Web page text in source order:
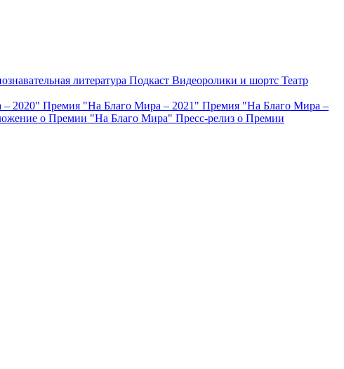
литература Подкаст Видеоролики и шортс Театр
2020" Премия "На Благо Мира – 2021" Премия "На Благо Мира –
о Премии "На Благо Мира" Пресс-релиз о Премии